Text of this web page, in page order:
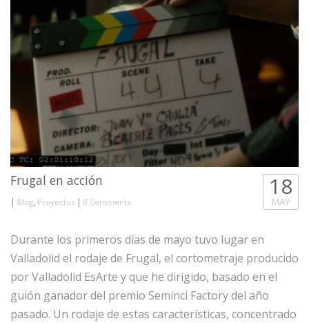
Frugal en acción
| Blog, Proyectos | 0 Comments
18
MAY
Durante los primeros días de mayo tuvo lugar en
Valladolid el rodaje de Frugal, el cortometraje producido
por Valladolid EsArte y que he dirigido, basado en el
guión ganador del premio Seminci Factory del año
pasado. Un rodaje de estas características, concentrado